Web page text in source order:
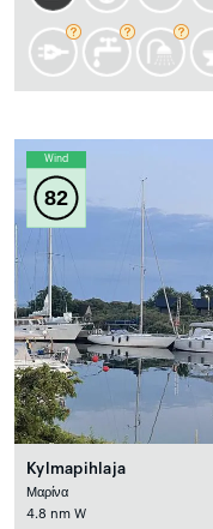
Wind
82
Kylmapihlaja
Μαρίνα
4.8 nm W